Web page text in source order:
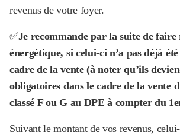
revenus de votre foyer.
✅Je recommande par la suite de
énergétique, si celui-ci n’a pas déjà
cadre de la vente (à noter qu’ils
obligatoires dans le cadre de la vente
classé F ou G au DPE à compter du
Suivant le montant de vos revenus,